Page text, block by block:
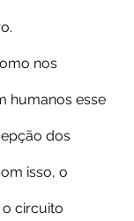
nos
humanos esse
dos
isso, o
o circuito